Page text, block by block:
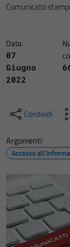
Comunicato
Data:
07
Giugno
2022
Condividi
Argomenti
Accesso